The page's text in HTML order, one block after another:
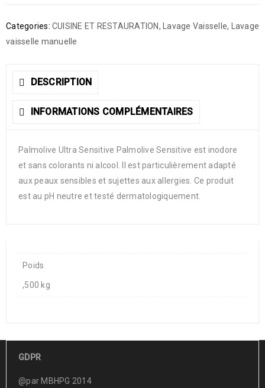
Categories: CUISINE ET RESTAURATION, Lavage Vaisselle,
Lavage
vaisselle manuelle
DESCRIPTION
INFORMATIONS COMPLÉMENTAIRES
Palmolive Ultra Sensitive Palmolive Sensitive est inodore
et sans colorants ni alcool. Il est particulièrement adapté
aux peaux sensibles et sujettes aux allergies. Ce produit
est au pH neutre et testé dermatologiquement.
Poids
,500 kg
GDPR
@par MBHPG 2014